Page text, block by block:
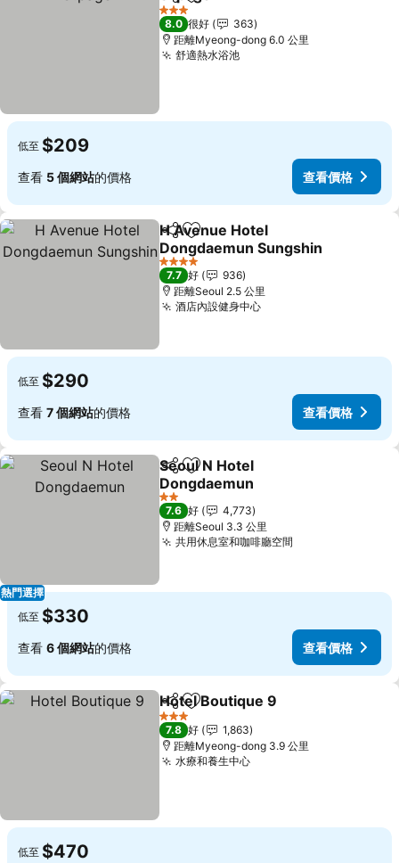
放到收藏夾
3 星級
8.0 很好
363
距離Myeong-dong 6.0 公里
舒適熱水浴池
低至 $209
查看 5 個網站的價格 查看價格
分享 放到收藏夾
H Avenue Hotel
Dongdaemun Sungshin
4 星級
7.7 好
936
距離Seoul 2.5 公里
酒店內設健身中心
低至 $290
查看 7 個網站的價格 查看價格
熱門選擇
分享 放到收藏夾
Seoul N Hotel
Dongdaemun
2 星級
7.6 好
4,773
距離Seoul 3.3 公里
共用休息室和咖啡廳空間
低至 $330
查看 6 個網站的價格 查看價格
分享 放到收藏夾
Hotel Boutique 9
3 星級
7.8 好
1,863
距離Myeong-dong 3.9 公里
水療和養生中心
低至 $470